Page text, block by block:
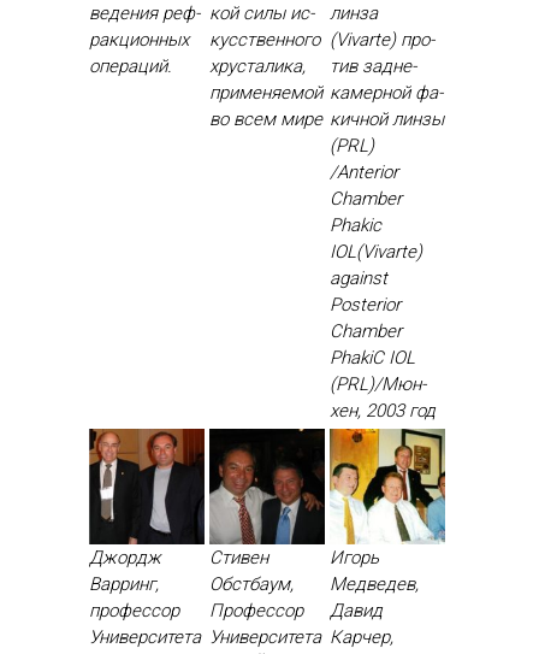
веде­ния реф­
ракци­он­ных
опе­раций.
кой си­лы ис­
кусс­твен­но­го
хрус­та­лика,
при­меня­емой
во всем ми­ре
лин­за
(Vivarte) про­
тив зад­не­
камер­ной фа­
кич­ной лин­зы
(PRL)
/Anterior
Chamber
Phakic
IOL(Vivarte)
against
Posterior
Chamber
PhakiC IOL
(PRL)/Мюн­
хен, 2003 год
Джордж
Варринг,
профессор
Университета
Стивен
Обстбаум,
Профессор
Университета
Игорь
Медведев,
Давид
Карчер,